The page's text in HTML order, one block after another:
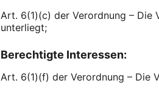
Art. 6(1)(c) der Verordnung –
unterliegt;
Berechtigte Interessen:
Art. 6(1)(f) der Verordnung – Die